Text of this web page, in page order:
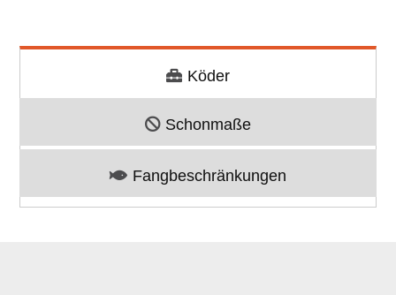
Köder
Schonmaße
Fangbeschränkungen